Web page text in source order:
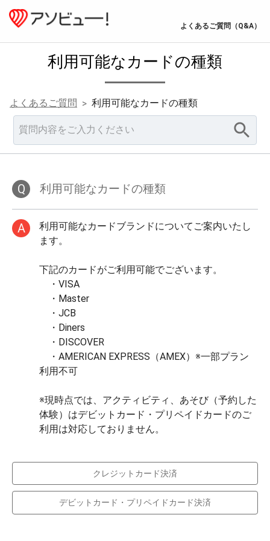
よくあるご質問（Q&A）
利用可能なカードの種類
よくあるご質問 > 利用可能なカードの種類
Q 利用可能なカードの種類
A
利用可能なカードブランドについてご案内いたし
ます。
下記のカードがご利用可能でございます。
・VISA
・Master
・JCB
・Diners
・DISCOVER
・AMERICAN EXPRESS（AMEX）※一部プラン
利用不可
※現時点では、アクティビティ、あそび（予約した
体験）はデビットカード・プリペイドカードのご
クレジットカード決済
デビットカード・プリペイドカード決済